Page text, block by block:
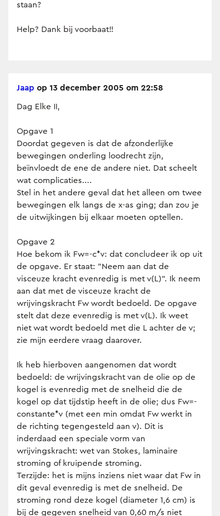
staan?
Help? Dank bij voorbaat!!
Jaap op 13 december 2005 om 22:58
Dag Elke II,
Opgave 1
Doordat gegeven is dat de afzonderlijke
bewegingen onderling loodrecht zijn,
beïnvloedt de ene de andere niet. Dat scheelt
wat complicaties....
Stel in het andere geval dat het alleen om twee
bewegingen elk langs de x-as ging; dan zou je
de uitwijkingen bij elkaar moeten optellen.
Opgave 2
Hoe bekom ik Fw=-c*v: dat concludeer ik op uit
de opgave. Er staat: "Neem aan dat de
visceuze kracht evenredig is met v(L)". Ik neem
aan dat met de visceuze kracht de
wrijvingskracht Fw wordt bedoeld. De opgave
stelt dat deze evenredig is met v(L). Ik weet
niet wat wordt bedoeld met die L achter de v;
zie mijn eerdere vraag daarover.
Ik heb hierboven aangenomen dat wordt
bedoeld: de wrijvingskracht van de olie op de
kogel is evenredig met de snelheid die de
kogel op dat tijdstip heeft in de olie; dus Fw=-
constante*v (met een min omdat Fw werkt in
de richting tegengesteld aan v). Dit is
inderdaad een speciale vorm van
wrijvingskracht: wet van Stokes, laminaire
stroming of kruipende stroming.
Terzijde: het is mijns inziens niet waar dat Fw in
dit geval evenredig is met de snelheid. De
stroming rond deze kogel (diameter 1,6 cm) is
bij de gegeven snelheid van 0,60 m/s niet